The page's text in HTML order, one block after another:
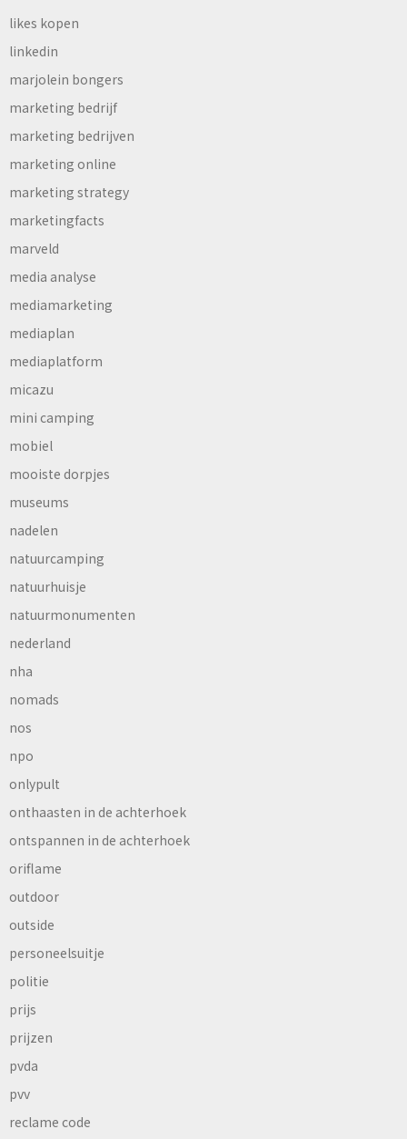
likes kopen
linkedin
marjolein bongers
marketing bedrijf
marketing bedrijven
marketing online
marketing strategy
marketingfacts
marveld
media analyse
mediamarketing
mediaplan
mediaplatform
micazu
mini camping
mobiel
mooiste dorpjes
museums
nadelen
natuurcamping
natuurhuisje
natuurmonumenten
nederland
nha
nomads
nos
npo
onlypult
onthaasten in de achterhoek
ontspannen in de achterhoek
oriflame
outdoor
outside
personeelsuitje
politie
prijs
prijzen
pvda
pvv
reclame code